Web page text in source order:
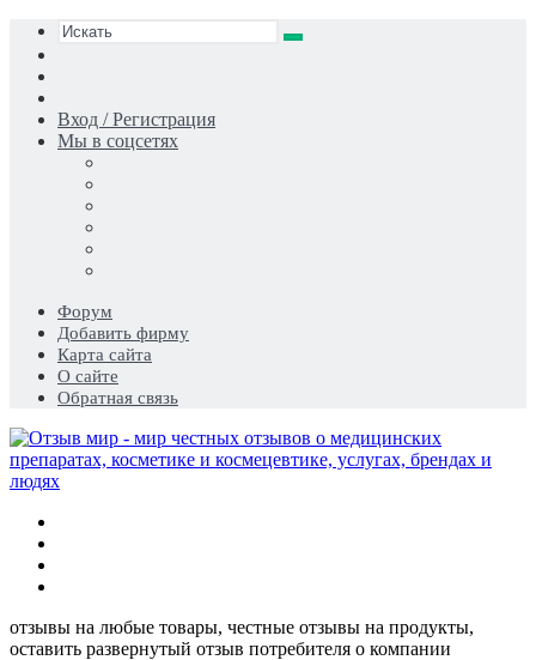
Искать
статья
Вход / Регистрация
Мы в соцсетях
Форум
Добавить фирму
Карта сайта
О сайте
Обратная связь
отзывы на любые товары, честные отзывы на продукты,
оставить развернутый отзыв потребителя о компании